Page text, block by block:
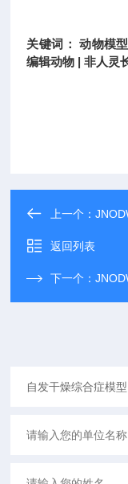
关键词： 动物模
编辑动物 | 非人灵
上一个：
返回列表
下一个：